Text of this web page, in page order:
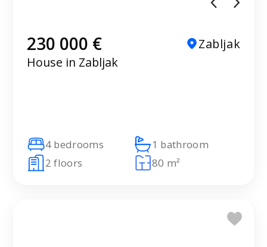
230 000 €
Zabljak
House in Zabljak
4 bedrooms
1 bathroom
2 floors
80 m²